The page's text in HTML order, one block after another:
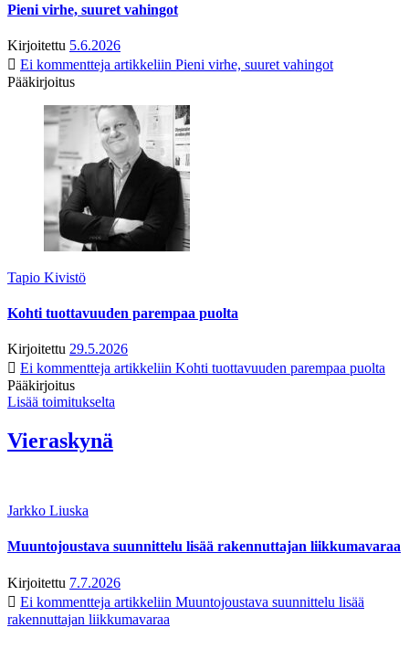
Pieni virhe, suuret vahingot
Kirjoitettu 5.6.2026
Ei kommentteja artikkeliin Pieni virhe, suuret vahingot
Pääkirjoitus
Tapio Kivistö
Kohti tuottavuuden parempaa puolta
Kirjoitettu 29.5.2026
Ei kommentteja artikkeliin Kohti tuottavuuden parempaa puolta
Pääkirjoitus
Lisää toimitukselta
Vieraskynä
Jarkko Liuska
Muuntojoustava suunnittelu lisää rakennuttajan liikkumavaraa
Kirjoitettu 7.7.2026
Ei kommentteja artikkeliin Muuntojoustava suunnittelu lisää
rakennuttajan liikkumavaraa